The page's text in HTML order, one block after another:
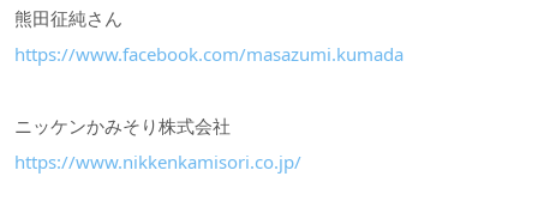
熊田征純さん
https://www.facebook.com/masazumi.kumada
ニッケンかみそり株式会社
https://www.nikkenkamisori.co.jp/